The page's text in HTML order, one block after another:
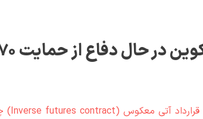
حال دفاع از حمایت ۷۰ هزار دلاری
قرارداد آتی معکوس (Inverse futures contract) چیست؟